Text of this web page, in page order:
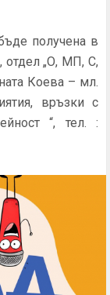
получена в
отдел „О, МП, С,
Коева – мл.
връзки с
“, тел. :